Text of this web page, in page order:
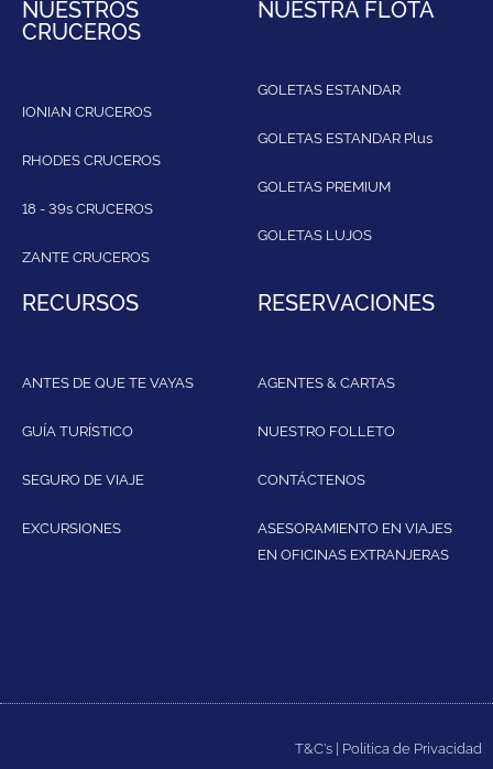
NUESTROS
CRUCEROS
IONIAN CRUCEROS
RHODES CRUCEROS
18 - 39s CRUCEROS
ZANTE CRUCEROS
NUESTRA FLOTA
GOLETAS ESTANDAR
GOLETAS ESTANDAR Plus
GOLETAS PREMIUM
GOLETAS LUJOS
RECURSOS
ANTES DE QUE TE VAYAS
GUÍA TURÍSTICO
SEGURO DE VIAJE
EXCURSIONES
RESERVACIONES
AGENTES & CARTAS
NUESTRO FOLLETO
CONTÁCTENOS
ASESORAMIENTO EN VIAJES
EN OFICINAS EXTRANJERAS
T&C's | Política de Privacidad